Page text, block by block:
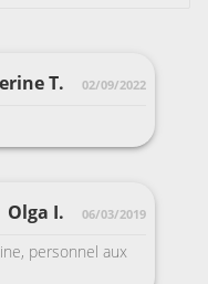
T. 02/09/2022
Olga I. 06/03/2019
personnel aux